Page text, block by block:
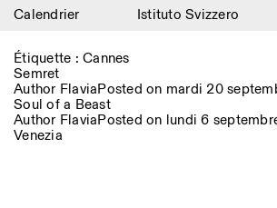
Calendrier Istituto Svizzero
Calendrier
Istituto
Recherche
Étiquette : Cannes
Semret
Author FlaviaPosted on mardi 20
Soul of a Beast
Author FlaviaPosted on lundi 6
Venezia